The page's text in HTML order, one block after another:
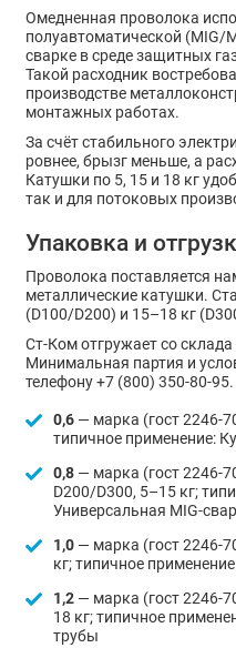
Омедненная проволока
полуавтоматической (MIG/
сварке в среде защитных
Такой расходник
производстве
монтажных работах.
За счёт стабильного
ровнее, брызг меньше, а
Катушки по 5, 15 и 18 кг
так и для потоковых
Упаковка и
Проволока поставляется
металлические катушки.
(D100/D200) и 15–18 кг
Ст-Ком отгружает со
Минимальная партия и
телефону +7 (800) 350-80-95.
0,6— марка (гост 2246-
типичное применение:
0,8— марка (гост 2246-
D200/D300, 5–15 кг;
Универсальная MIG-
1,0— марка (гост 2246-
кг; типичное
1,2— марка (гост 2246-
18 кг; типичное
трубы